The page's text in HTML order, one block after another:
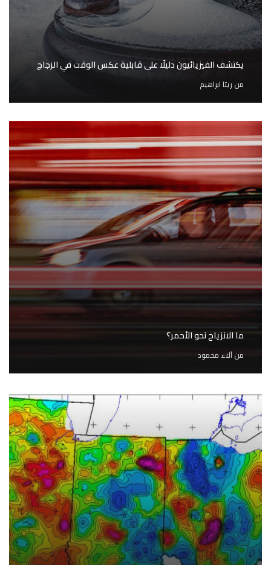
يكتشف الفيزيائيون دليلًا على قابلية عكس الوقت في الزجاج
من ريتا ابراهيم
ما الانزياح نحو الأحمر؟
منآلاء محمود